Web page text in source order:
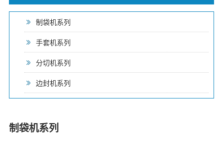
制袋机系列
手套机系列
分切机系列
边封机系列
制袋机系列